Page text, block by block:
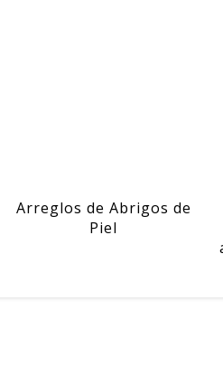
Arreglos de Abrigos de
Piel